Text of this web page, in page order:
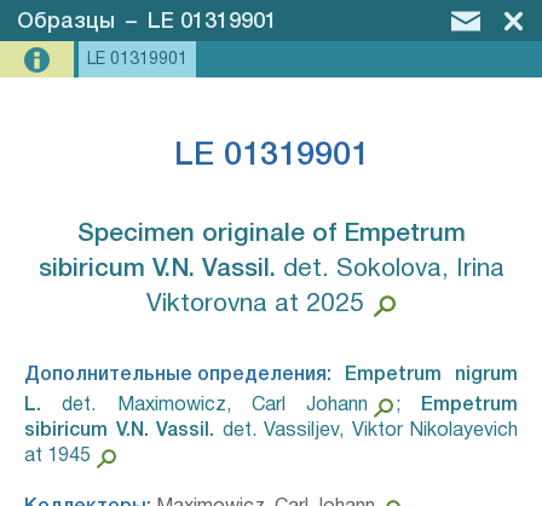
Образцы – LE 01319901
LE 01319901
LE 01319901
Specimen originale of Empetrum
sibiricum V.N. Vassil.⁣ det. Sokolova, Irina
Viktorovna at 2025
Дополнительные определения:
Empetrum nigrum
L.⁣ det. Maximowicz, Carl Johann ;
Empetrum
sibiricum V.N. Vassil.⁣ det. Vassiljev, Viktor Nikolayevich
at 1945